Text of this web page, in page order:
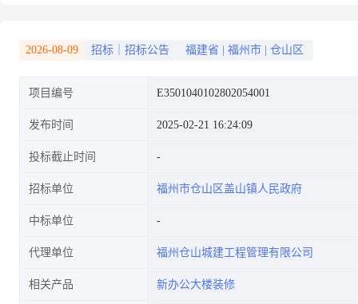
2026-08-09 招标｜招标公告 福建省 福州市 仓山区
项目编号 E3501040102802054001
发布时间 2025-02-21 16:24:09
投标截止时间
招标单位 福州市仓山区盖山镇人民政府
中标单位
代理单位 福州仓山城建工程管理有限公司
相关产品 新办公大楼装修